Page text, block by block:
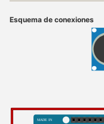
Esquema de conexiones